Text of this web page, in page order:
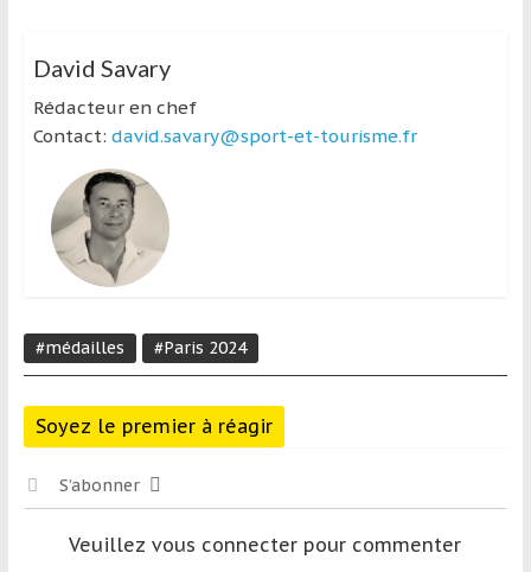
David Savary
Rédacteur en chef
Contact: david.savary@sport-et-tourisme.fr
#médailles #Paris 2024
Soyez le premier à réagir
S’abonner
Veuillez vous connecter pour commenter